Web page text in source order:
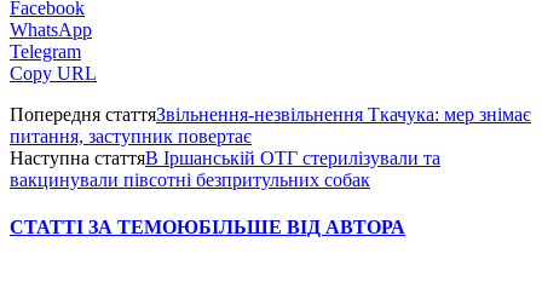
Facebook
WhatsApp
Telegram
Copy URL
Попередня статтяЗвільнення-незвільнення Ткачука: мер знімає
питання, заступник повертає
Наступна статтяВ Іршанській ОТГ стерилізували та
вакцинували півсотні безпритульних собак
СТАТТІ ЗА ТЕМОЮБІЛЬШЕ ВІД АВТОРА